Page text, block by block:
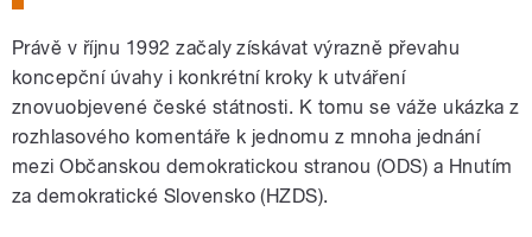
Právě v říjnu 1992 začaly získávat výrazně převahu
koncepční úvahy i konkrétní kroky k utváření
znovuobjevené české státnosti. K tomu se váže ukázka z
rozhlasového komentáře k jednomu z mnoha jednání
mezi Občanskou demokratickou stranou (ODS) a Hnutím
za demokratické Slovensko (HZDS).